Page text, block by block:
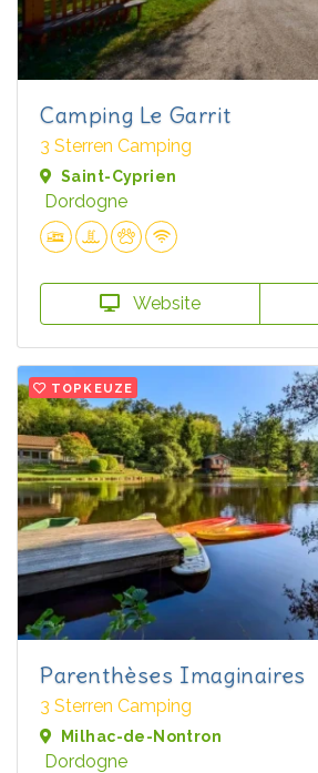
Camping Le Garrit
3 Sterren Camping
Saint-Cyprien
Dordogne
Website
TOPKEUZE
Parenthèses Imaginaires
3 Sterren Camping
Milhac-de-Nontron
Dordogne